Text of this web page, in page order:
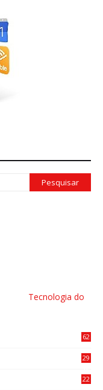
Tecnologia do
62
29
22